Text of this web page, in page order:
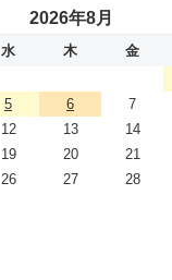
2026年8月
水 木 金
5 6 7
12 13 14
19 20 21
26 27 28